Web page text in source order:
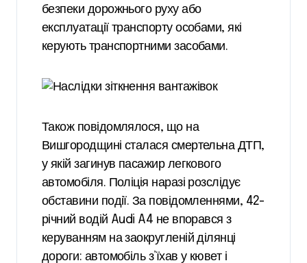
безпеки дорожнього руху або
експлуатації транспорту особами, які
керують транспортними засобами.
Також повідомлялося, що на
Вишгородщині сталася смертельна ДТП,
у якій загинув пасажир легкового
автомобіля. Поліція наразі розслідує
обставини події. За повідомленнями, 42-
річний водій Audi A4 не впорався з
керуванням на заокругленій ділянці
дороги: автомобіль з’їхав у кювет і